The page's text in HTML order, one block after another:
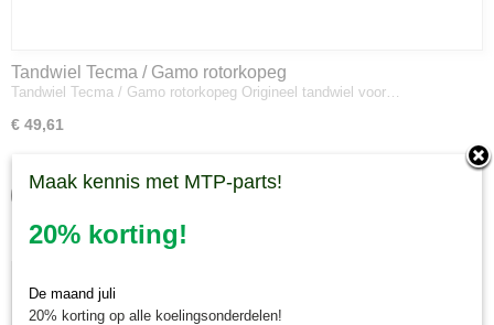
Tandwiel Tecma / Gamo rotorkopeg
Tandwiel Tecma / Gamo rotorkopeg Origineel tandwiel voor…
€ 49,61
✓
Maak kennis met MTP-parts!
20% korting!
De maand juli
20% korting op alle koelingsonderdelen!